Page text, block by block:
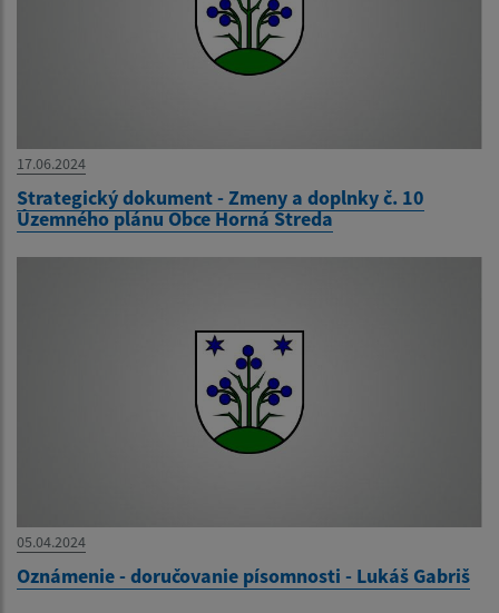
17.06.2024
Strategický dokument - Zmeny a doplnky č. 10
Územného plánu Obce Horná Streda
05.04.2024
Oznámenie - doručovanie písomnosti - Lukáš Gabriš